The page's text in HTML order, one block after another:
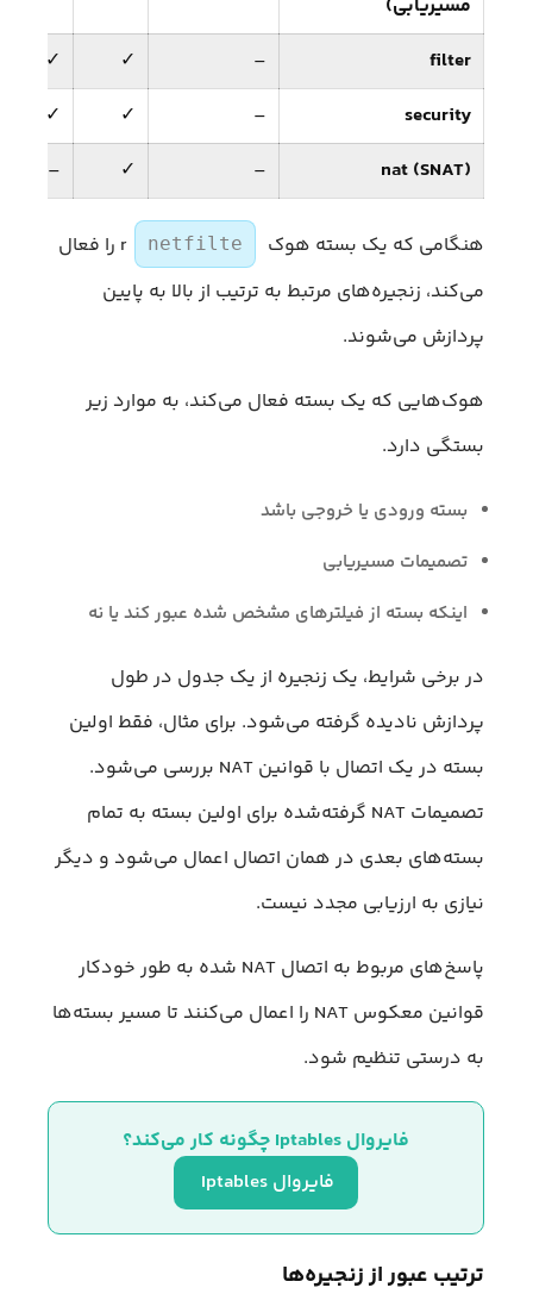
مسیریابی)
filter
–
✓
✓
security
–
✓
✓
nat (SNAT)
–
✓
–
هنگامی که یک بسته هوک netfilte
r را فعال
می‌کند، زنجیره‌های مرتبط به ترتیب از بالا به پایین
پردازش می‌شوند.
هوک‌هایی که یک بسته فعال می‌کند، به موارد زیر
بستگی دارد.
بسته ورودی یا خروجی باشد
تصمیمات مسیریابی
اینکه بسته از فیلترهای مشخص شده عبور کند یا نه
در برخی شرایط، یک زنجیره از یک جدول در طول
پردازش نادیده گرفته می‌شود. برای مثال، فقط اولین
بسته در یک اتصال با قوانین NAT بررسی می‌شود.
تصمیمات NAT گرفته‌شده برای اولین بسته به تمام
بسته‌های بعدی در همان اتصال اعمال می‌شود و دیگر
نیازی به ارزیابی مجدد نیست.
پاسخ‌های مربوط به اتصال NAT شده به طور خودکار
قوانین معکوس NAT را اعمال می‌کنند تا مسیر بسته‌ها
به درستی تنظیم شود.
فایروال Iptables چگونه کار می‌کند؟
فایروال Iptables
ترتیب عبور از زنجیره‌ها